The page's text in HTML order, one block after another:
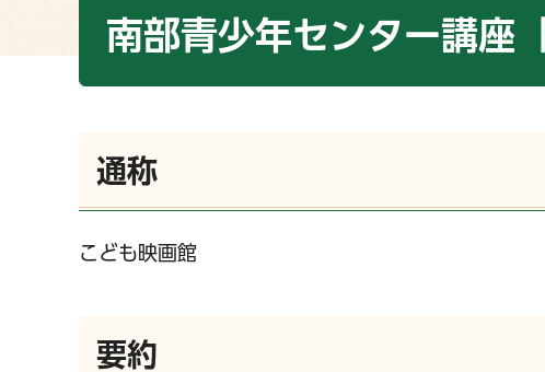
南部青少年センター講座
通称
こども映画館
要約